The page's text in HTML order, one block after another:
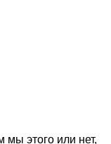
мы этого или нет,